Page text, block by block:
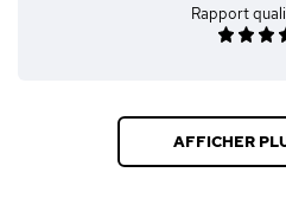
Rapport
AFFICHER